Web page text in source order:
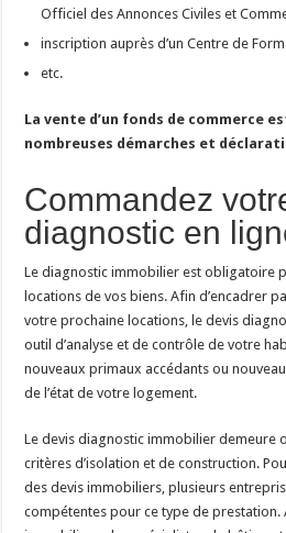
Officiel des Annonces Civiles et
inscription auprès d’un Centre de
etc.
La vente d’un fonds de commerce
nombreuses démarches et
Commandez
diagnostic en
Le diagnostic immobilier est obligatoire
locations de vos biens. Afin d’encadrer
votre prochaine locations, le devis
outil d’analyse et de contrôle de votre
nouveaux primaux accédants ou
de l’état de votre logement.
Le devis diagnostic immobilier demeure
critères d’isolation et de construction.
des devis immobiliers, plusieurs
compétentes pour ce type de prestation.